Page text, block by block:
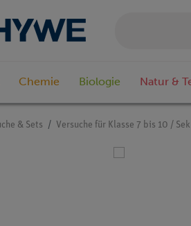
Chemie Biologie Natur &
& Sets Versuche für Klasse 7 bis 10 /